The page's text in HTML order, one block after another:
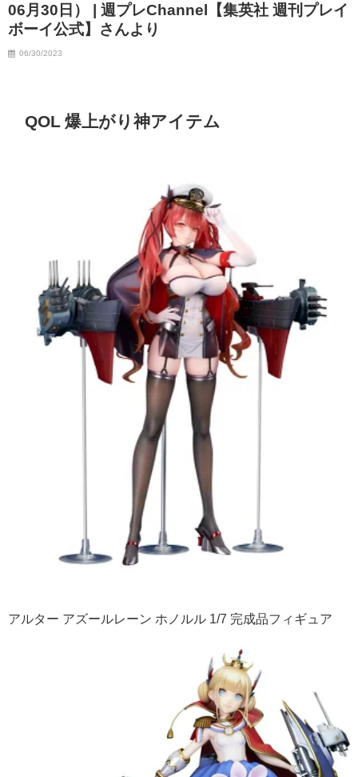
06月30日） | 週プレChannel【集英社 週刊プレイ
ボーイ公式】さんより
06/30/2023
QOL 爆上がり神アイテム
アルター アズールレーン ホノルル 1/7 完成品フィギュア